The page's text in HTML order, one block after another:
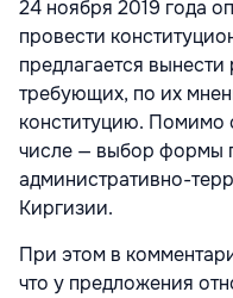
24 ноября 2019 года
провести
предлагается
требующих, по их
конституцию. Помимо
числе — выбор формы
административно-
Киргизии.
При этом в
что у предложения